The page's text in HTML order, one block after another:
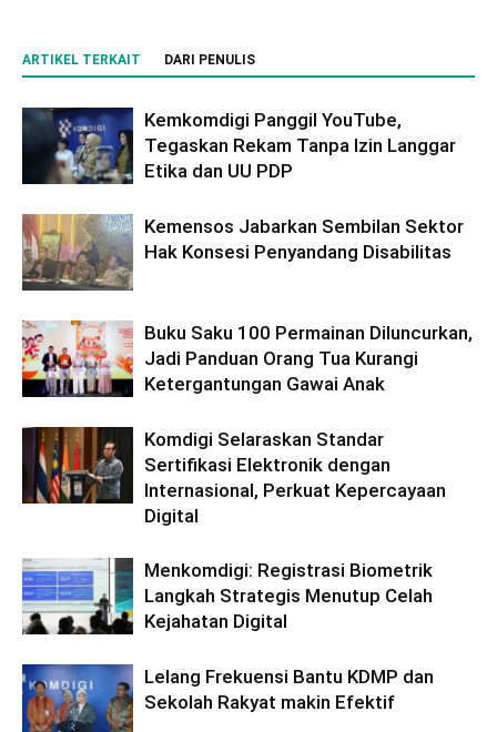
ARTIKEL TERKAIT DARI PENULIS
Kemkomdigi Panggil YouTube,
Tegaskan Rekam Tanpa Izin Langgar
Etika dan UU PDP
Kemensos Jabarkan Sembilan Sektor
Hak Konsesi Penyandang Disabilitas
Buku Saku 100 Permainan Diluncurkan,
Jadi Panduan Orang Tua Kurangi
Ketergantungan Gawai Anak
Komdigi Selaraskan Standar
Sertifikasi Elektronik dengan
Internasional, Perkuat Kepercayaan
Digital
Menkomdigi: Registrasi Biometrik
Langkah Strategis Menutup Celah
Kejahatan Digital
Lelang Frekuensi Bantu KDMP dan
Sekolah Rakyat makin Efektif